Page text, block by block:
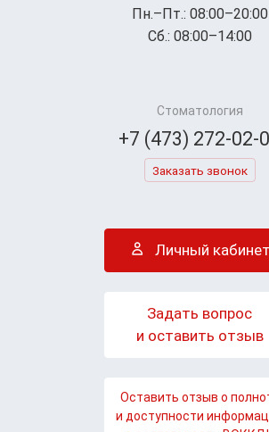
Пн.–Пт.: 08:00–20:00
Сб.: 08:00–14:00
Стоматология
+7 (473) 272-02-
Заказать звонок
Личный кабинет
Задать вопрос
и оставить отзыв
Оставить отзыв о
и доступности